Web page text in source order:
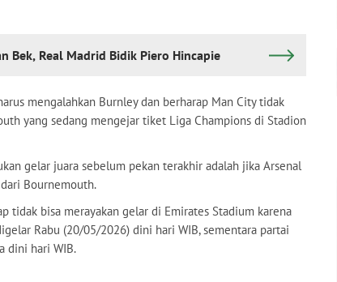
Bek, Real Madrid Bidik Piero Hincapie
mengalahkan Burnley dan berharap Man City tidak
yang sedang mengejar tiket Liga Champions di Stadion
gelar juara sebelum pekan terakhir adalah jika Arsenal
Bournemouth.
tidak bisa merayakan gelar di Emirates Stadium karena
Rabu (20/05/2026) dini hari WIB, sementara partai
dini hari WIB.